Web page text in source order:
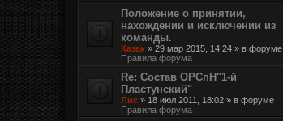
Положение о принятии,
нахождении и исключении из
команды.
Казак » 29 мар 2015, 14:24 » в форуме
Правила форума
Re: Состав ОРСпН"1-й
Пластунский"
Лис » 18 июл 2011, 18:02 » в форуме
Правила форума